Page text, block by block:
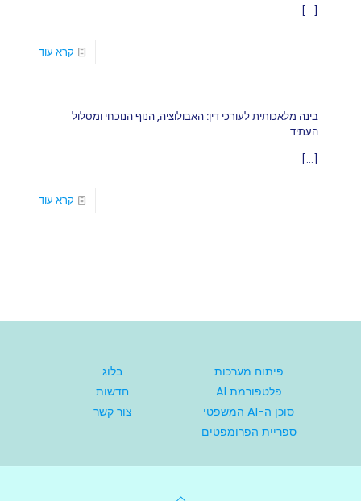
[…]
קרא עוד
בינה מלאכותית לעורכי דין: האבולוציה, הנוף הנוכחי ומסלול
העתיד
[…]
קרא עוד
פיתוח מערכות
פלטפורמת AI
סוכן ה-AI המשפטי
ספריית הפרומפטים
בלוג
חדשות
צור קשר